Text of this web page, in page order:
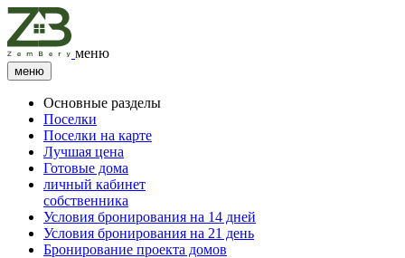
меню
меню
Основные разделы
Поселки
Поселки на карте
Лучшая цена
Готовые дома
личный кабинет
собственника
Условия бронирования на 14 дней
Условия бронирования на 21 день
Бронирование проекта домов